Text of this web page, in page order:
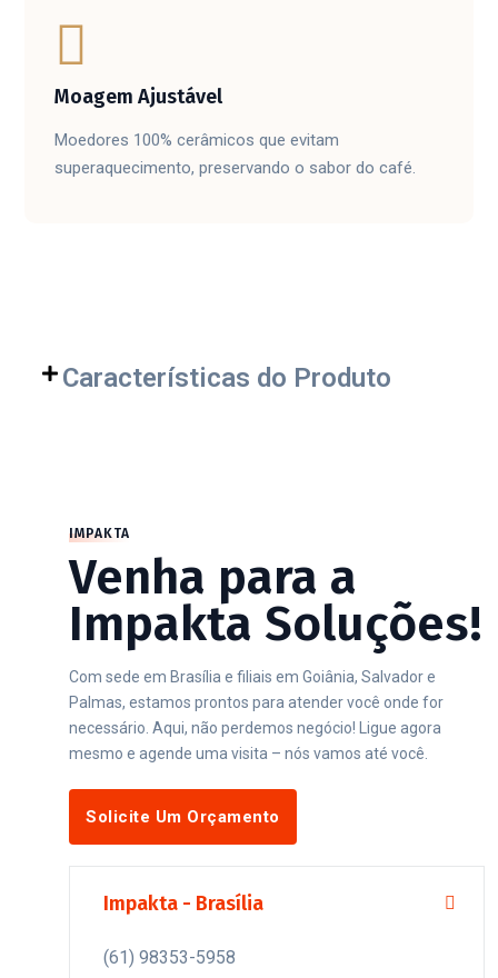
Moagem Ajustável
Moedores 100% cerâmicos que evitam
superaquecimento, preservando o sabor do café.
Características do Produto
IMPAKTA
Venha para a
Impakta Soluções!
Com sede em Brasília e filiais em Goiânia, Salvador e
Palmas, estamos prontos para atender você onde for
necessário. Aqui, não perdemos negócio! Ligue agora
mesmo e agende uma visita – nós vamos até você.
Solicite Um Orçamento
Impakta - Brasília
(61) 98353-5958